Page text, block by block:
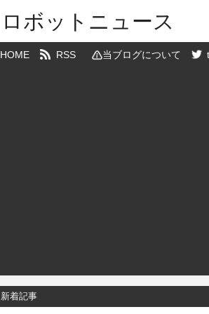
ロボットニュース
HOME RSS 当ブログについて
新着記事